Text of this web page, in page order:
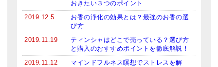
おきたい３つのポイント
2019.12.5
お香の浄化の効果とは？最強のお香の選
び方
2019.11.19
ティンシャはどこで売っている？選び方
と購入のおすすめポイントを徹底解説！
2019.11.12
マインドフルネス瞑想でストレスを解